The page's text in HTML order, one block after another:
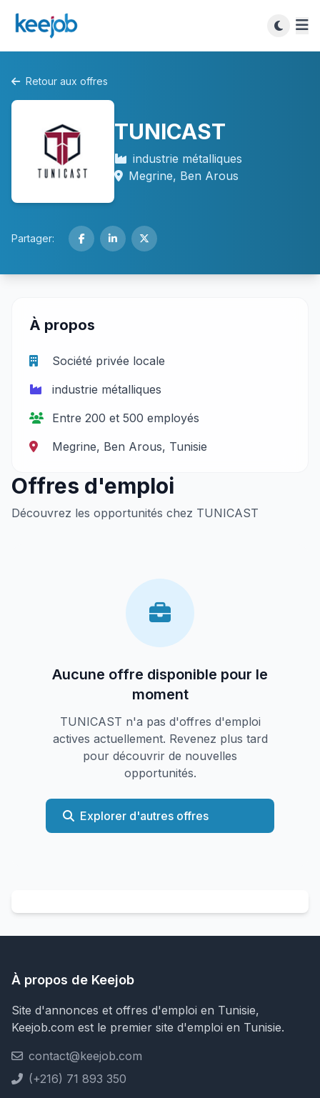
Retour aux offres
TUNICAST
industrie métalliques
Megrine, Ben Arous
Partager:
À propos
Société privée locale
industrie métalliques
Entre 200 et 500 employés
Megrine, Ben Arous, Tunisie
Offres d'emploi
Découvrez les opportunités chez TUNICAST
Aucune offre disponible pour le
moment
TUNICAST n'a pas d'offres d'emploi
actives actuellement. Revenez plus tard
pour découvrir de nouvelles
opportunités.
Explorer d'autres offres
À propos de Keejob
Site d'annonces et offres d'emploi en Tunisie,
Keejob.com est le premier site d'emploi en Tunisie.
contact@keejob.com
(+216) 71 893 350